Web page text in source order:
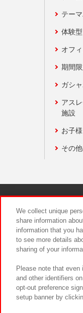
テー
体験
オフ
期間
ガシ
アス
施設
お子
その
We collect unique
share information
information that you
to see more details
sharing of your
Please note that
and other identifiers
opt-out preference
setup banner by